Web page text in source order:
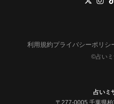
利用規約プライバシーポリシ
©︎占い
占いミ